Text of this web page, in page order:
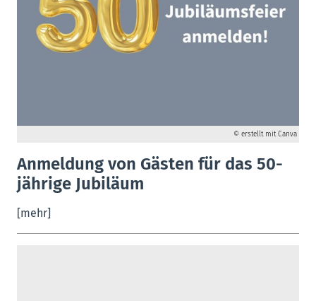
© erstellt mit Canva
Anmeldung von Gästen für das 50-
jährige Jubiläum
[mehr]